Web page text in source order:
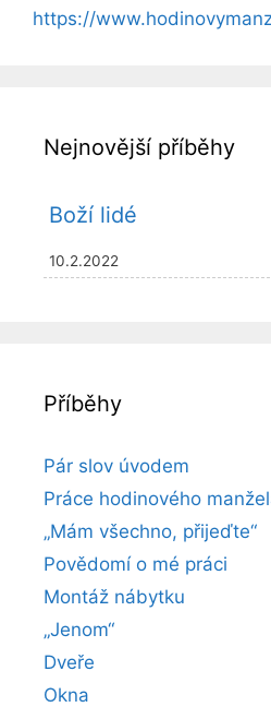
https://
Nejnovější příběhy
Boží lidé
10.2.2022
Příběhy
Pár slov úvodem
Práce hodinového
„Mám všechno, přijeďte“
Povědomí o mé práci
Montáž nábytku
„Jenom“
Dveře
Okna